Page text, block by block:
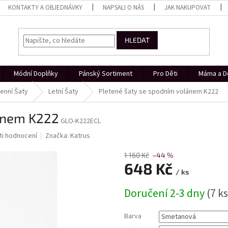
KONTAKTY A OBJEDNÁVKY NAPSALI O NÁS JAK NAKUPOVAT
HLEDAT
Módní Doplňky Pánský Sortiment Pro Děti Máma a
Šaty Letní Šaty Pletené šaty se spodním volánem K222
K222 GLO-K222ECL
hodnocení Značka:Katrus
1 160 Kč –44 %
648 Kč / ks
cena:
Doručení 2-3 dny(7
Barva